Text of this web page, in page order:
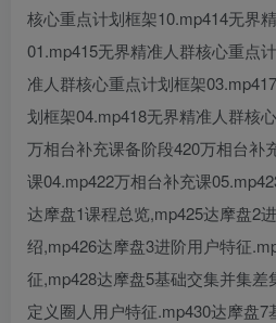
核心重点计划框架10.mp414无界
01.mp415无界精准人群核心重点
准人群核心重点计划框架
划框架04.mp418无界精准人群核
万相台补充课备阶段420万相台补
课04.mp422万相台补充课
达摩盘1课程总览,mp425达摩盘2
绍,mp426达摩盘3进阶用户特征
征,mp428达摩盘5基础交集并集差
定义圈人用户特征.mp430达摩盘7